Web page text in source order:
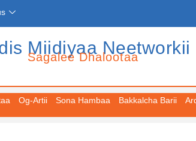
Miidiyaa Neetworkii
Sagalee Dhalootaa
Og-Artii Sona Hambaa Bakkalcha Barii